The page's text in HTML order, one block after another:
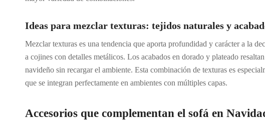
Ideas para mezclar texturas: tejidos naturales y
Mezclar texturas es una tendencia que aporta profundidad y carácter a la
a cojines con detalles metálicos. Los acabados en dorado y plateado
navideño sin recargar el ambiente. Esta combinación de texturas es
que se integran perfectamente en ambientes con múltiples capas.
Accesorios que complementan el sofá en